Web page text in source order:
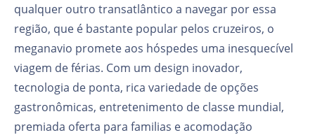
qualquer outro transatlântico a navegar por essa
região, que é bastante popular pelos cruzeiros, o
meganavio promete aos hóspedes uma inesquecível
viagem de férias. Com um design inovador,
tecnologia de ponta, rica variedade de opções
gastronômicas, entretenimento de classe mundial,
premiada oferta para familias e acomodação